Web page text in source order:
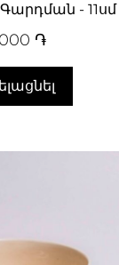
- 11սմ
֏